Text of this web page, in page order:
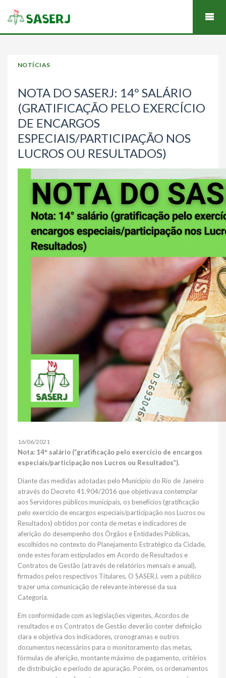
NOTÍCIAS
NOTA DO SASERJ: 14º SALÁRIO
(GRATIFICAÇÃO PELO EXERCÍCIO
DE ENCARGOS
ESPECIAIS/PARTICIPAÇÃO NOS
LUCROS OU RESULTADOS)
16/06/2021
Nota: 14° salário (“gratificação pelo exercício de encargos
especiais/participação nos Lucros ou Resultados”).
Diante das medidas adotadas pelo Município do Rio de Janeiro
através do Decreto 41.904/2016 que objetivava contemplar
aos Servidores públicos municipais, os benefícios (gratificação
pelo exercício de encargos especiais/participação nos Lucros ou
Resultados) obtidos por conta de metas e indicadores de
aferição do desempenho dos Órgãos e Entidades Públicas,
escolhidos no contexto do Planejamento Estratégico da Cidade,
onde estes foram estipulados em Acordo de Resultados e
Contratos de Gestão (através de relatórios mensais e anual),
firmados pelos respectivos Titulares, O SASERJ, vem a público
trazer uma comunicação de relevante interesse da sua
Categoria.
Em conformidade com as legislações vigentes, Acordos de
resultados e os Contratos de Gestão deverão conter definição
clara e objetiva dos indicadores, cronogramas e outros
documentos necessários para o monitoramento das metas,
fórmulas de aferição, montante máximo de pagamento, critérios
de distribuição e período de apuração. Porém, os ordenamentos